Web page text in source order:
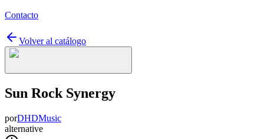
Contacto
Volver al catálogo
Sun Rock Synergy
porDHDMusic
alternative